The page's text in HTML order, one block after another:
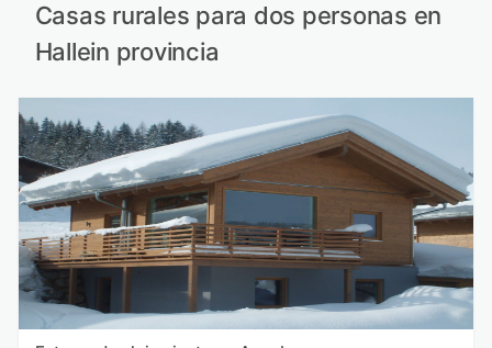
Casas rurales para dos personas en
Hallein provincia